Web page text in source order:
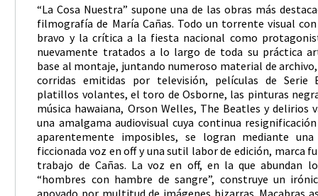
“La Cosa Nuestra” supone una de las obras más
filmografía de María Cañas. Todo un torrente visual
bravo y la crítica a la fiesta nacional como
nuevamente tratados a lo largo de toda su práctica
base al montaje, juntando numeroso material de
corridas emitidas por televisión, películas de Serie
platillos volantes, el toro de Osborne, las pinturas
música hawaiana, Orson Welles, The Beatles y delirios
una amalgama audiovisual cuya continua
aparentemente imposibles, se logran mediante
ficcionada voz en off y una sutil labor de edición, marca
trabajo de Cañas. La voz en off, en la que abundan
“hombres con hambre de sangre”, construye un
apoyado por multitud de imágenes bizarras. Macabras